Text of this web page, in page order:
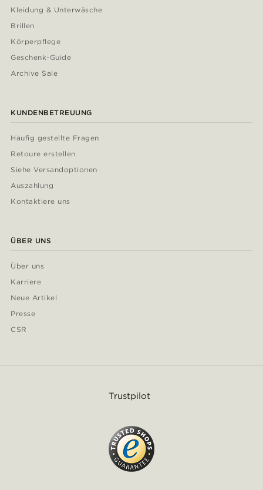
Kleidung & Unterwäsche
Brillen
Körperpflege
Geschenk-Guide
Archive Sale
KUNDENBETREUUNG
Häufig gestellte Fragen
Retoure erstellen
Siehe Versandoptionen
Auszahlung
Kontaktiere uns
ÜBER UNS
Über uns
Karriere
Neue Artikel
Presse
CSR
Trustpilot